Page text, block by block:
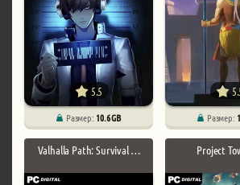
5.5
Размер: 10.6 GB Размер:
Valhalla Path: Survival … Project